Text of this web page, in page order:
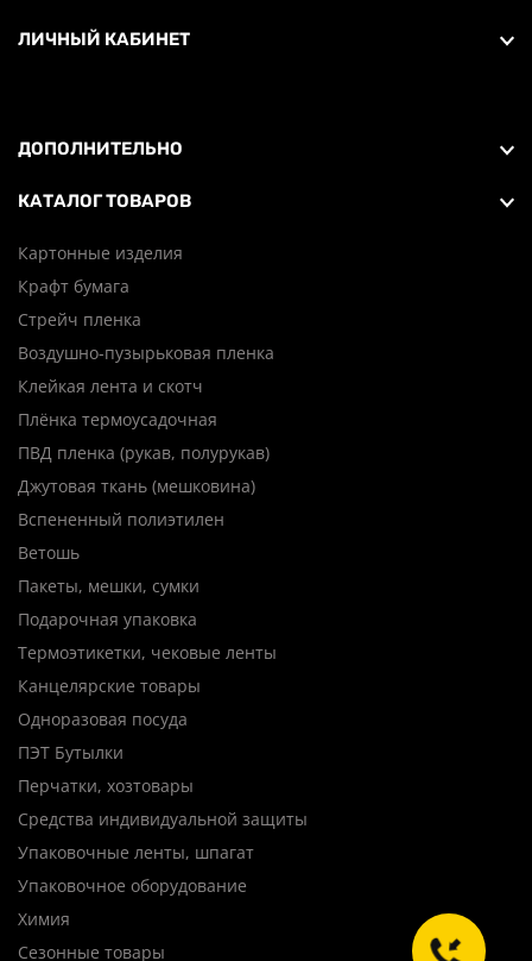
ЛИЧНЫЙ КАБИНЕТ
ДОПОЛНИТЕЛЬНО
КАТАЛОГ ТОВАРОВ
Картонные изделия
Крафт бумага
Стрейч пленка
Воздушно-пузырьковая пленка
Клейкая лента и скотч
Плёнка термоусадочная
ПВД пленка (рукав, полурукав)
Джутовая ткань (мешковина)
Вспененный полиэтилен
Ветошь
Пакеты, мешки, сумки
Подарочная упаковка
Термоэтикетки, чековые ленты
Канцелярские товары
Одноразовая посуда
ПЭТ Бутылки
Перчатки, хозтовары
Средства индивидуальной защиты
Упаковочные ленты, шпагат
Упаковочное оборудование
Химия
Сезонные товары